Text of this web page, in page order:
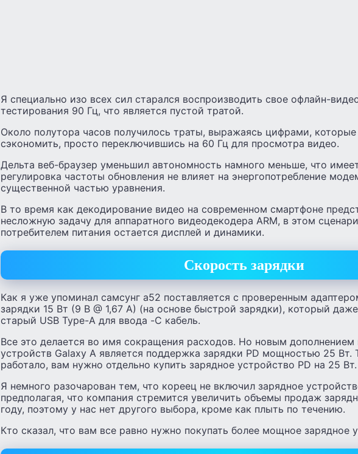
Я специально изо всех сил старался воспроизводить свое офлайн-
тестирования 90 Гц, что является пустой тратой.
Около полутора часов получилось траты, выражаясь цифрами,
сэкономить, просто переключившись на 60 Гц для просмотра видео.
Дельта веб-браузер уменьшил автономность намного меньше, что
регулировка частоты обновления не влияет на энергопотребление
существенной частью уравнения.
В то время как декодирование видео на современном смартфоне
несложную задачу для аппаратного видеодекодера ARM, в этом
потребителем питания остается дисплей и динамики.
Скорость зарядки
Как я уже упоминал самсунг а52 поставляется с проверенным
зарядки 15 Вт (9 В @ 1,67 А) (на основе быстрой зарядки), который
старый USB Type-A для ввода -C кабель.
Все это делается во имя сокращения расходов. Но новым
устройств Galaxy A является поддержка зарядки PD мощностью 25 Вт.
работало, вам нужно отдельно купить зарядное устройство PD на 25 Вт.
Я немного разочарован тем, что кореец не включил зарядное
предполагая, что компания стремится увеличить объемы продаж
году, поэтому у нас нет другого выбора, кроме как плыть по течению.
Кто сказал, что вам все равно нужно покупать более мощное зарядное